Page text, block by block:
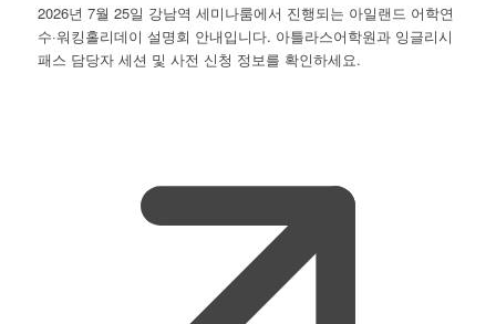
2026년 7월 25일 강남역 세미나룸에서 진행되는 아일랜드 어학연
수·워킹홀리데이 설명회 안내입니다. 아틀라스어학원과 잉글리시
패스 담당자 세션 및 사전 신청 정보를 확인하세요.